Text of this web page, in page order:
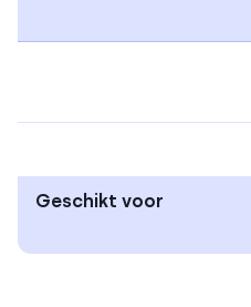
Geschikt voor